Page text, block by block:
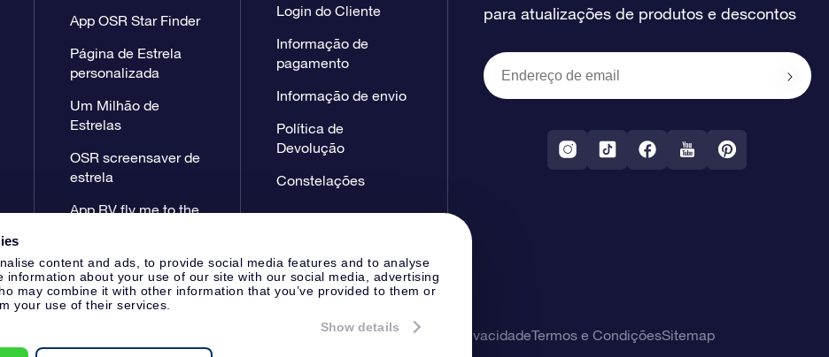
content and ads, to provide social media features and to analyse
information about your use of our site with our social media, advertising
may combine it with other information that you’ve provided to them or
your use of their services.
Show details
App OSR Star Finder
Página de Estrela
personalizada
Um Milhão de
Estrelas
OSR screensaver de
estrela
App RV fly me to the
Login do Cliente
Informação de
pagamento
Informação de envio
Política de
Devolução
Constelações
para atualizações de produtos e descontos
Página de ImprensaDeclaração de privacidadeTermos e CondiçõesSitemap